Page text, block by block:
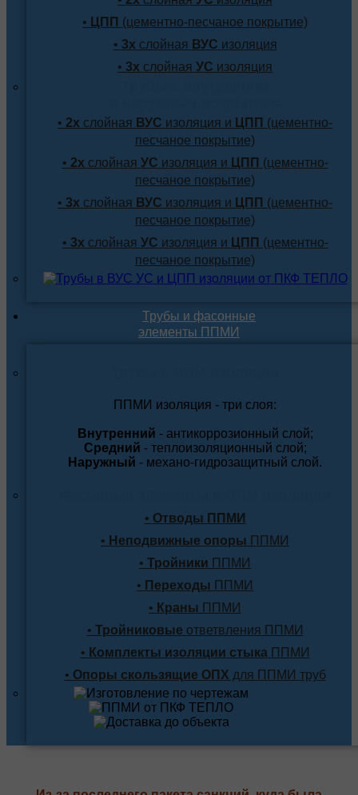
• ЦПП (цементно-песчаное покрытие)
• 3х слойная ВУС изоляция
• 3х слойная УС изоляция
• 2х слойная ВУС изоляция и ЦПП (цементно-
песчаное покрытие)
• 2х слойная УС изоляция и ЦПП (цементно-
песчаное покрытие)
• 3х слойная ВУС изоляция и ЦПП (цементно-
песчаное покрытие)
• 3х слойная УС изоляция и ЦПП (цементно-
песчаное покрытие)
Трубы и фасонные
элементы ППМИ
ППМИ изоляция - три слоя:
Внутренний - антикоррозионный слой;
Средний - теплоизоляционный слой;
Наружный - механо-гидрозащитный слой.
• Отводы ППМИ
• Неподвижные опоры ППМИ
• Тройники ППМИ
• Переходы ППМИ
• Краны ППМИ
• Тройниковые ответвления ППМИ
• Комплекты изоляции стыкаППМИ
• Опоры скользящие ОПХ для ППМИ труб